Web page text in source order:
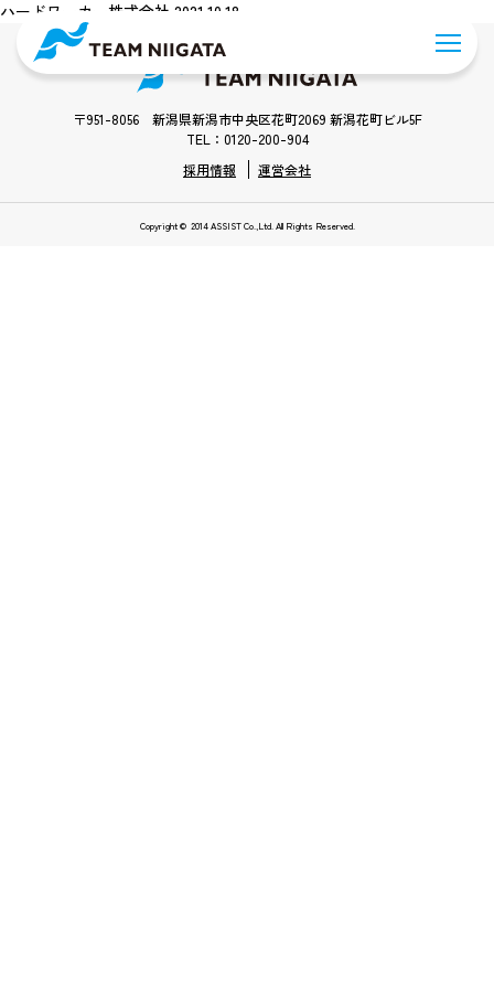
ハードワーカー株式会社 2021.10.18
〒951-8056 新潟県新潟市中央区花町2069 新潟花町ビル5F
TEL：0120-200-904
採用情報
運営会社
Copyright © 2014 ASSIST Co.,Ltd. All Rights Reserved.